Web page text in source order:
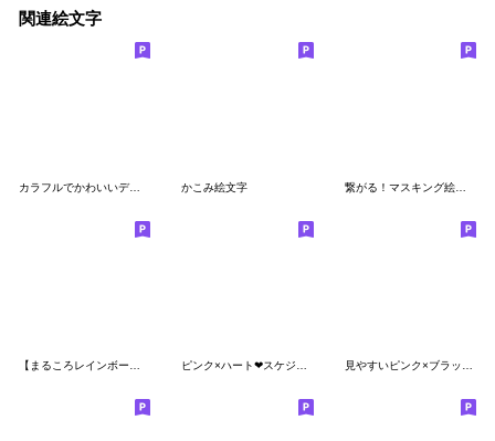
関連絵文字
カラフルでかわいいデコレーション用枠 かこみ絵文字 繋がる！マスキング絵文字☆たっぷり40個